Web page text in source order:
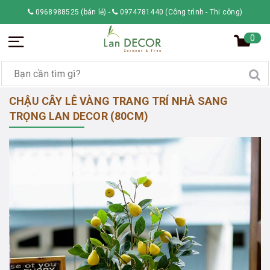
0968988525 (bán lẻ) - 0974781440 (Công trình - Thi công)
0
CHẬU CÂY LÊ VÀNG TRANG TRÍ NHÀ SANG
TRỌNG LAN DECOR (80CM)